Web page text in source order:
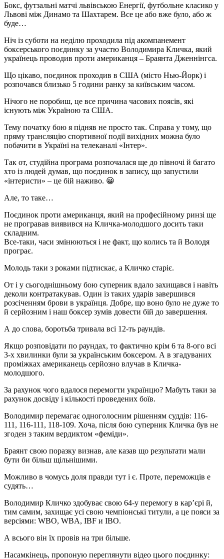
Бокс, футзальні матчі львівською Енергії, футбольне класико у
Львові між Динамо та Шахтарем. Все це або вже було, або ж
буде…
Ніч із суботи на неділю проходила під акомпанемент
боксерського поєдинку за участю Володимира Кличка, який
українець проводив проти американця – Браянта Дженнінгса.
Що цікаво, поєдинок проходив в США (місто Нью-Йорк) і
розпочався близько 5 години ранку за київським часом.
Нічого не поробиш, це все причина часових поясів, які
існують між Україною та США.
Тему початку бою я підняв не просто так. Справа у тому, що
пряму трансляцію спортивної події вихідних можна було
побачити в Україні на телеканалі «Інтер».
Так от, студійна програма розпочалася ще до півночі й багато
хто із людей думав, що поєдинок в запису, що запустили
«інтеристи» – це бій наживо. 😀
Але, то таке…
Поєдинок проти американця, який на професійному ринзі ще
не програвав виявився на Кличка-молодшого досить таки
складним.
Все-таки, часи змінюються і не факт, що колись та й Володя
програє.
Молодь таки з роками підтискає, а Кличко старіє.
От і у сьогоднішньому бою суперник вдало захищався і навіть
деколи контратакував. Один із таких ударів завершився
розсіченням брови в українця. Добре, що воно було не дуже то
й серйозним і наш боксер зумів довести бій до завершення.
А до слова, боротьба тривала всі 12-ть раундів.
Якщо розповідати по раундах, то фактично крім 6 та 8-ого всі
3-х хвилинки були за українським боксером. А в згадуваних
проміжках американець серйозно влучав в Кличка-
молодшого.
За рахунок чого вдалося перемогти українцю? Мабуть таки за
рахунок досвіду і кількості проведених боїв.
Володимир перемагає одноголосним рішенням суддів: 116-
111, 116-111, 118-109. Хоча, після бою суперник Кличка був не
згоден з таким вердиктом «феміди».
Браянт свою поразку визнав, але казав що результати мали
бути би більш щільнішими.
Можливо в чомусь доля правди тут і є. Проте, переможців е
судять…
Володимир Кличко здобуває свою 64-у перемогу в кар’єрі й,
тим самим, захищає усі свою чемпіонські титули, а це пояси за
версіями: WBO, WBA, IBF и IBO.
А всього він їх провів на три більше.
Насамкінець, пропоную переглянути відео цього поєдинку: